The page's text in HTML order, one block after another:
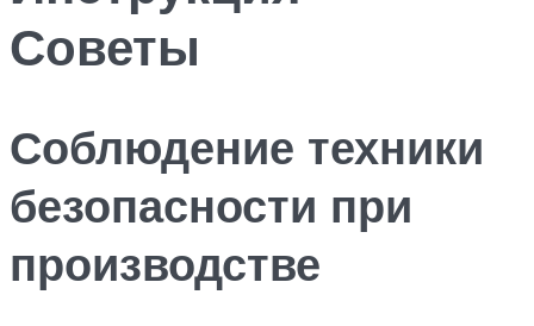
Советы
Соблюдение техники
безопасности при
производстве